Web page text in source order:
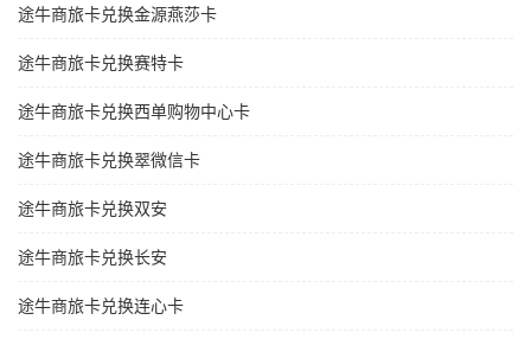
途牛商旅卡兑换金源燕莎卡
途牛商旅卡兑换赛特卡
途牛商旅卡兑换西单购物中心卡
途牛商旅卡兑换翠微信卡
途牛商旅卡兑换双安
途牛商旅卡兑换长安
途牛商旅卡兑换连心卡